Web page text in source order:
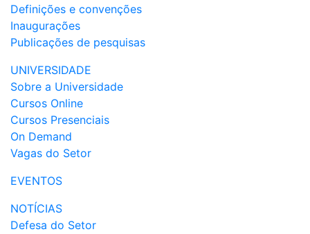
Definições e convenções
Inaugurações
Publicações de pesquisas
UNIVERSIDADE
Sobre a Universidade
Cursos Online
Cursos Presenciais
On Demand
Vagas do Setor
EVENTOS
NOTÍCIAS
Defesa do Setor